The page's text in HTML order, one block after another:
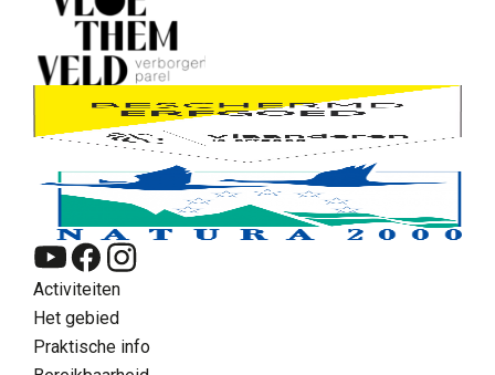
Activiteiten
Het gebied
Praktische info